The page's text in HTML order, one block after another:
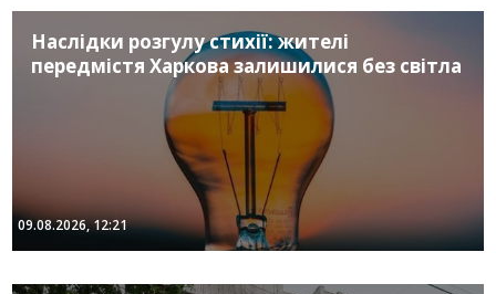
Наслідки розгулу стихії: жителі
передмістя Харкова залишилися без світла
09.08.2026, 12:21